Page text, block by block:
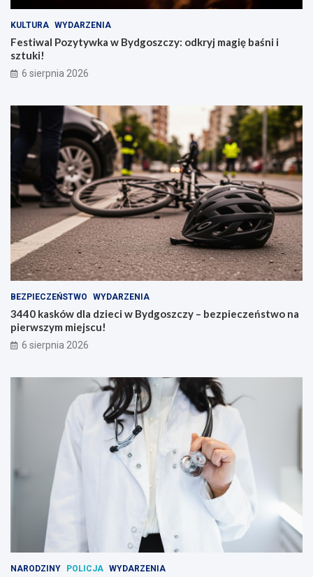
KULTURA WYDARZENIA
Festiwal Pozytywka w Bydgoszczy: odkryj magię baśni i
sztuki!
6 sierpnia 2026
BEZPIECZEŃSTWO WYDARZENIA
3440 kasków dla dzieci w Bydgoszczy – bezpieczeństwo na
pierwszym miejscu!
6 sierpnia 2026
NARODZINY POLICJA WYDARZENIA